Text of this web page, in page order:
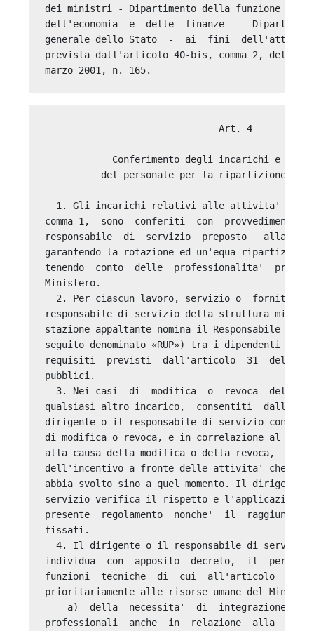
dei ministri - Dipartimento della funzione
dell'economia  e  delle  finanze  -
generale dello Stato  -  ai  fini
prevista dall'articolo 40-bis, comma 2, del
                               Art. 4
Conferimento degli incarichi e
del personale per la ripartizione
1. Gli incarichi relativi alle attivita'  di
comma 1,  sono  conferiti  con
responsabile  di  servizio  preposto   alla
garantendo la rotazione ed un'equa
tenendo  conto  delle  professionalita'
Ministero.
2. Per ciascun lavoro, servizio o  fornitura,
responsabile di servizio della struttura
stazione appaltante nomina il Responsabile
seguito denominato «RUP») tra i dipendenti di
requisiti  previsti  dall'articolo  31  del
pubblici.
3. Nei casi  di  modifica  o  revoca
qualsiasi altro incarico,  consentiti  dalla
dirigente o il responsabile di servizio con il
di modifica o revoca, e in correlazione al
alla causa della modifica o della revoca,
dell'incentivo a fronte delle attivita' che  il
abbia svolto sino a quel momento. Il
servizio verifica il rispetto e l'applicazione
presente  regolamento  nonche'  il
fissati.
4. Il dirigente o il responsabile di
individua  con  apposito  decreto,  il
funzioni  tecniche  di  cui  all'articolo  2,
prioritariamente alle risorse umane del
a)  della  necessita'  di  integrazione
professionali  anche  in  relazione  alla